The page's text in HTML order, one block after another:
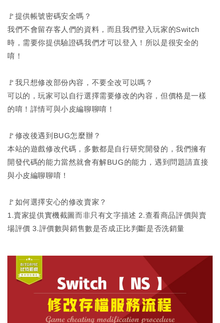
🚩提供帳號密碼安全嗎？
我們不會留存客人們的資料，而且我們登入玩家的Switch
時，需要你提供驗證碼我們才可以登入！所以是很安全的
唷！
🚩我只想修改部份內容，不要全改可以嗎？
可以的，玩家可以自行選擇需要修改的內容，但價格是一樣
的唷！詳情可與小皮編聊聊唷！
🚩修改後遇到BUG怎麼辦？
本站的遊戲修改代碼，多數都是自行研究開發的，我們擁有
開發代碼的能力當然就會有解BUG的能力，遇到問題請直接
與小皮編聊聊唷！
🚩如何選擇安心的修改賣家？
1.賣家提供實機截圖而非只有文字描述 2.查看商品評價與賣
場評價 3.評價數與銷售數是否成正比判斷是否洗銷量